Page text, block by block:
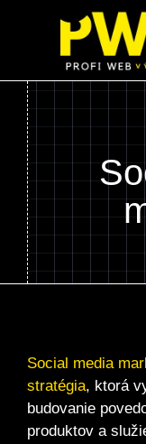
Social media
stratégia, ktorá
budovanie
produktov a